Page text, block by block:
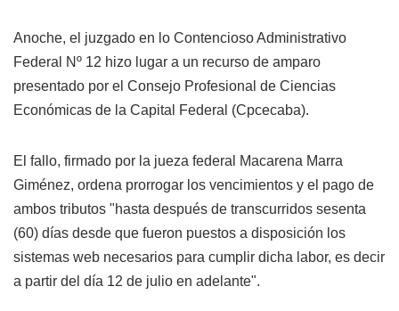
Anoche, el juzgado en lo Contencioso Administrativo
Federal Nº 12 hizo lugar a un recurso de amparo
presentado por el Consejo Profesional de Ciencias
Económicas de la Capital Federal (Cpcecaba).
El fallo, firmado por la jueza federal Macarena Marra
Giménez, ordena prorrogar los vencimientos y el pago de
ambos tributos "hasta después de transcurridos sesenta
(60) días desde que fueron puestos a disposición los
sistemas web necesarios para cumplir dicha labor, es decir
a partir del día 12 de julio en adelante".